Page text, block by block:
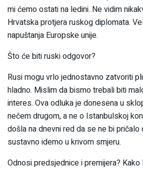
mi ćemo ostati na ledini. Ne vidim
Hrvatska protjera ruskog diplomata.
napuštanja Europske unije.
Što će biti ruski odgovor?
Rusi mogu vrlo jednostavno zatvoriti
hladno. Mislim da bismo trebali biti
interes. Ova odluka je donesena u
nečem drugom, a ne o Istanbulskoj
došla na dnevni red da se ne bi
sustavno idemo u krivom smjeru.
Odnosi predsjednice i premijera? Kako